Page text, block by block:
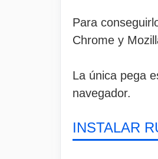
Para
Chrome y
La única pega
navegador.
INSTALAR